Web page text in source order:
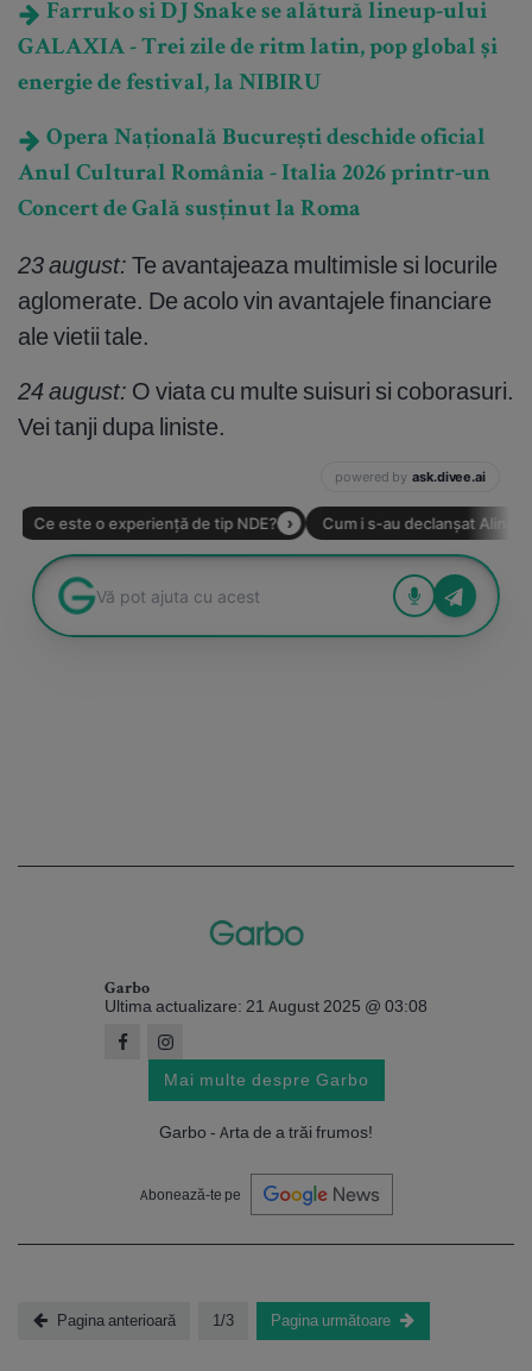
Farruko si DJ Snake se alătură lineup-ului
GALAXIA - Trei zile de ritm latin, pop global și
energie de festival, la NIBIRU
Opera Națională București deschide oficial
Anul Cultural România - Italia 2026 printr-un
Concert de Gală susținut la Roma
23 august: Te avantajeaza multimisle si locurile
aglomerate. De acolo vin avantajele financiare
ale vietii tale.
24 august: O viata cu multe suisuri si coborasuri.
Vei tanji dupa liniste.
Garbo
Ultima actualizare: 21 August 2025 @ 03:08
Mai multe despre Garbo
Garbo - Arta de a trăi frumos!
Abonează-te pe
Pagina anterioară 1/3 Pagina următoare